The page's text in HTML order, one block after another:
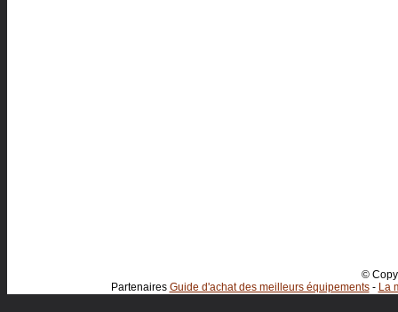
©
Partenaires Guide d'achat des meilleurs équipements- La